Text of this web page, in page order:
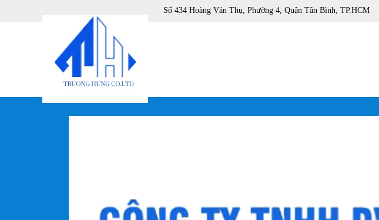
Số 434 Hoàng Văn Thụ, Phường 4, Quận Tân Bình, TP.HCM